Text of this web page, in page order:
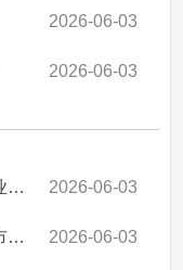
2026-06-03
2026-06-03
户口迁移审批（大中专院校学生肄业、退学或开除学籍落户） 2026-06-03
户口迁移审批（在校大学生跨省（市）转学落户） 2026-06-03